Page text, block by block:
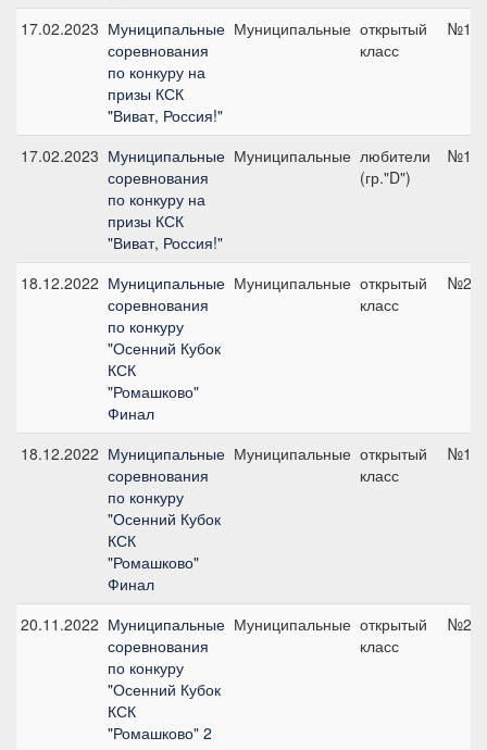
17.02.2023 Муниципальные
соревнования
по конкуру на
призы КСК
"Виват, Россия!"
Муниципальные открытый
класс
№10,
17.02.2023 Муниципальные
соревнования
по конкуру на
призы КСК
"Виват, Россия!"
Муниципальные любители
(гр."D")
№10,
18.12.2022 Муниципальные
соревнования
по конкуру
"Осенний Кубок
КСК
"Ромашково"
Финал
Муниципальные открытый
класс
№2,
18.12.2022 Муниципальные
соревнования
по конкуру
"Осенний Кубок
КСК
"Ромашково"
Финал
Муниципальные открытый
класс
№1,
20.11.2022 Муниципальные
соревнования
по конкуру
"Осенний Кубок
КСК
"Ромашково" 2
Муниципальные открытый
класс
№2,